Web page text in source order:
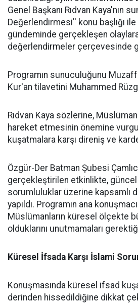
Genel Başkanı Rıdvan Kaya'nın
Değerlendirmesi'' konu başlığı
gündeminde gerçekleşen
değerlendirmeler çerçevesinde
Programın sunuculuğunu
Kur'an tilavetini Muhammed
Rıdvan Kaya sözlerine,
hareket etmesinin önemine
kuşatmalara karşı direniş ve
Özgür-Der Batman Şubesi
gerçekleştirilen etkinlikte,
sorumluluklar üzerine kapsamlı
yapıldı. Programın ana
Müslümanların küresel ölçekte
olduklarını unutmamaları
Küresel İfsada Karşı İslami
Konuşmasında küresel ifsad
derinden hissedildiğine dikkat